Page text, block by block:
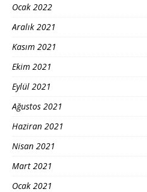
Ocak 2022
Aralık 2021
Kasım 2021
Ekim 2021
Eylül 2021
Ağustos 2021
Haziran 2021
Nisan 2021
Mart 2021
Ocak 2021